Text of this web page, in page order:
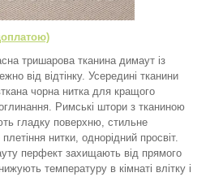
тришарова тканина димаут із
від відтінку. Усередині тканини
чорна нитка для кращого
Римські штори з тканиною
гладку поверхню, стильне
нитки, однорідний просвіт.
перфект захищають від прямого
температуру в кімнаті влітку і